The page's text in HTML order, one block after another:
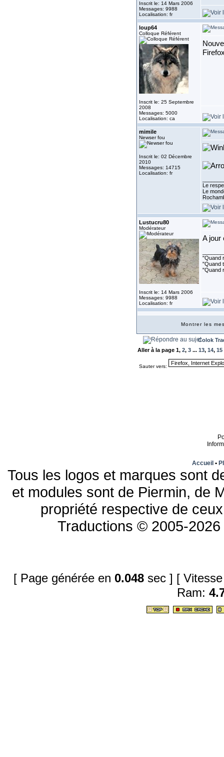
Inscrit le: 14 Mars 2006
Messages: 9988
Localisation: fr
loup64
Colloque Référent
Inscrit le: 25 Septembre
2008
Messages: 5000
Localisation: ca
mimile
Newser fou
Inscrit le: 02 Décembre
2010
Messages: 14715
Localisation: fr
Le
Le
Lustucru80
Modérateur
Inscrit le: 14 Mars 2006
Messages: 9988
Localisation: fr
A jour
"Quand
"Quand
"Quand
Montrer les
Colok
Aller à la page 1, 2, 3... 13, 14, 15
Sauter vers:
Accueil •
Tous les logos et marques sont
et modules sont de Piermin, de
propriété respective de
Traductions © 2005-
[ Page générée en 0.048sec ] [
Ram: